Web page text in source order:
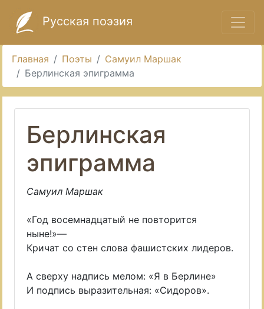
Русская поэзия
Главная Поэты
Самуил Маршак
Берлинская эпиграмма
Берлинская
эпиграмма
Самуил Маршак
«Год восемнадцатый не повторится
ныне!»—
Кричат со стен слова фашистских лидеров.
А сверху надпись мелом: «Я в Берлине»
И подпись выразительная: «Сидоров».